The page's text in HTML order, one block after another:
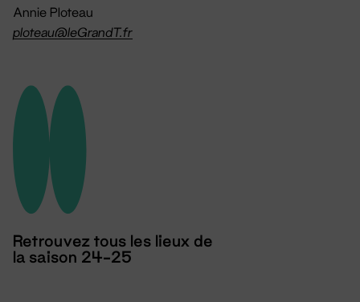
Annie Ploteau
ploteau@leGrandT.fr
Retrouvez tous les lieux de
la saison 24-25